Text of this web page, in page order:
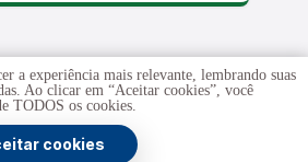
de Brasília
. Todos os
a experiência mais relevante, lembrando suas
Ao clicar em “Aceitar cookies”, você
TODOS os cookies.
cookies